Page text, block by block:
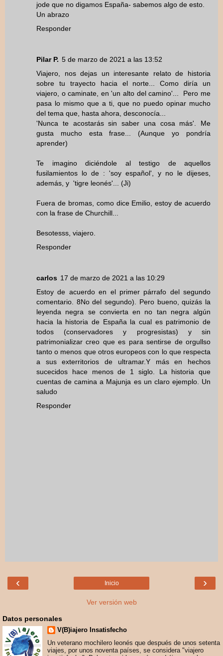
jode que no digamos España- sabemos algo de esto.
Un abrazo
Responder
Pilar P. 5 de marzo de 2021 a las 13:52
Viajero, nos dejas un interesante relato de historia
sobre tu trayecto hacia el norte... Como diría un
viajero, o caminate, en 'un alto del camino'... Pero me
pasa lo mismo que a ti, que no puedo opinar mucho
del tema que, hasta ahora, desconocía...
'Nunca te acostarás sin saber una cosa más'. Me
gusta mucho esta frase... (Aunque yo pondría
aprender)
Te imagino diciéndole al testigo de aquellos
fusilamientos lo de : 'soy español', y no le dijeses,
además, y 'tigre leonés'... (Ji)
Fuera de bromas, como dice Emilio, estoy de acuerdo
con la frase de Churchill...
Besotesss, viajero.
Responder
carlos 17 de marzo de 2021 a las 10:29
Estoy de acuerdo en el primer párrafo del segundo
comentario. 8No del segundo). Pero bueno, quizás la
leyenda negra se convierta en no tan negra algún
hacia la historia de España la cual es patrimonio de
todos (conservadores y progresistas) y sin
patrimonializar creo que es para sentirse de orgullso
tanto o menos que otros europeos con lo que respecta
a sus exterritorios de ultramar.Y más en hechos
sucecidos hace menos de 1 siglo. La historia que
cuentas de camina a Majunja es un claro ejemplo. Un
saludo
Responder
‹ ›
Inicio
Ver versión web
Datos personales
V(B)iajero Insatisfecho
Un veterano mochilero leonés que después de unos setenta
viajes, por unos noventa países, se considera "viajero